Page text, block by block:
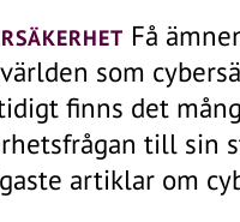
Få
som
finns det
till sin
artiklar om